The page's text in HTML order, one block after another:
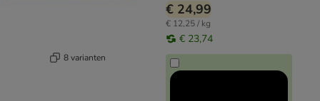
8 varianten
€ 24,99
€ 12,25 / kg
€ 23,74